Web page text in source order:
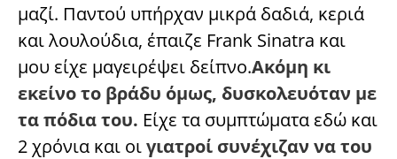
μαζί. Παντού υπήρχαν μικρά δαδιά, κεριά
και λουλούδια, έπαιζε Frank Sinatra και
μου είχε μαγειρέψει δείπνο.Ακόμη κι
εκείνο το βράδυ όμως, δυσκολευόταν με
τα πόδια του. Είχε τα συμπτώματα εδώ και
2 χρόνια και οιγιατροί συνέχιζαν να του